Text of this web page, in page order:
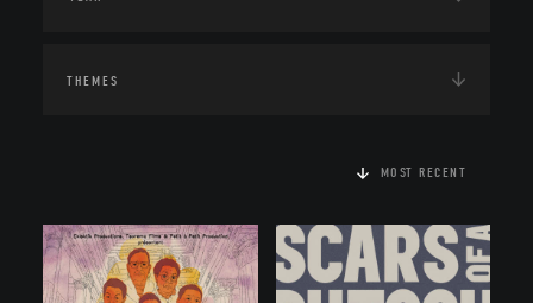
THEMES
MOST RECENT